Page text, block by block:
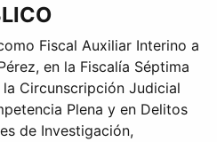
Fiscal Auxiliar Interino a
en la Fiscalía Séptima
Circunscripción Judicial
Plena y en Delitos
de Investigación,